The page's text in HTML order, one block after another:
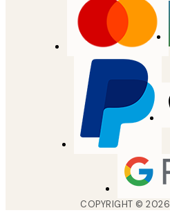
COPYRIGHT ©2026